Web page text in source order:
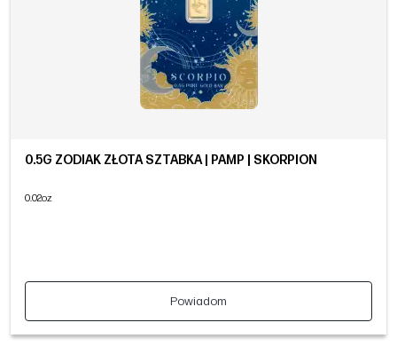
0.5G ZODIAK ZŁOTA SZTABKA | PAMP | SKORPION
0.02oz
Powiadom